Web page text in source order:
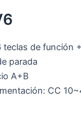
teclas de función
parada
A+B
CC